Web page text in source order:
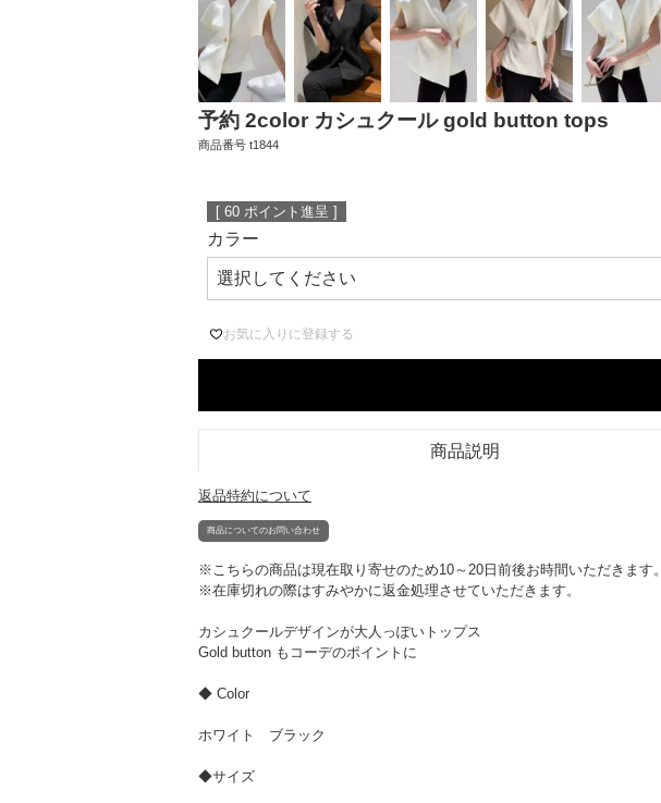
予約 2color カシュクール gold button tops
商品番号 t1844
[ 60 ポイント進呈 ]
カラー
お気に入りに登録する
商品説明
返品特約について
商品についてのお問い合わせ
※こちらの商品は現在取り寄せのため10～20日前後お時間いただきます。
※在庫切れの際はすみやかに返金処理させていただきます。
カシュクールデザインが大人っぽいトップス
Gold button もコーデのポイントに
◆ Color
ホワイト ブラック
◆サイズ